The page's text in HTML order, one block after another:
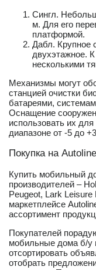
Сингл.
м. Для его
платформой.
Дабл. Крупное
двухэтажное.
несколькими
Механизмы могут
станцией очистки
батареями,
Оснащение
использовать их
диапазоне от -5 до
Покупка на Autoline
Купить мобильный
производителей –
Peugeot, Lark
маркетплейсе
ассортимент
Покупателей
мобильные дома б/у
отсортировать
отобрать